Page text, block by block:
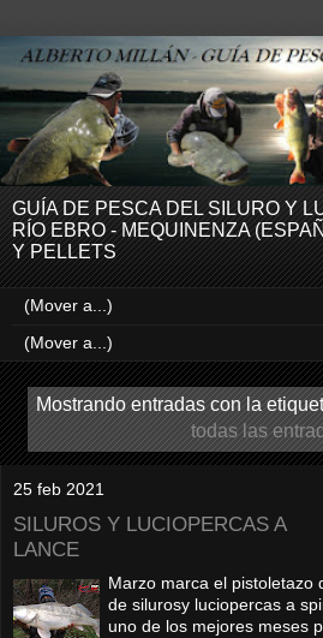
GUÍA DE PESCA DEL SILURO Y
RÍO EBRO - MEQUINENZA
Y PELLETS
Mostrando entradas con la
todas las
25 feb 2021
SILUROS Y LUCIOPERCAS A
LANCE
Marzo marca el pistoletazo
de silurosy luciopercas a
uno de los mejores meses